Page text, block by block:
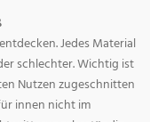
Jedes Material
schlechter. Wichtig ist
Nutzen zugeschnitten
innen nicht im